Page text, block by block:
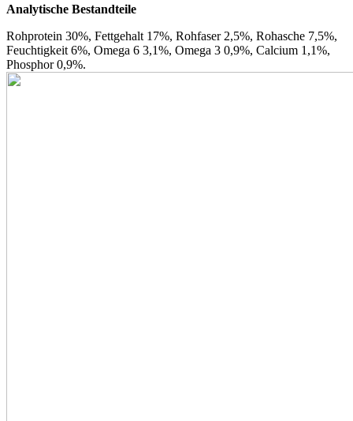
Analytische Bestandteile
Rohprotein 30%, Fettgehalt 17%, Rohfaser 2,5%, Rohasche 7,5%,
Feuchtigkeit 6%, Omega 6 3,1%, Omega 3 0,9%, Calcium 1,1%,
Phosphor 0,9%.